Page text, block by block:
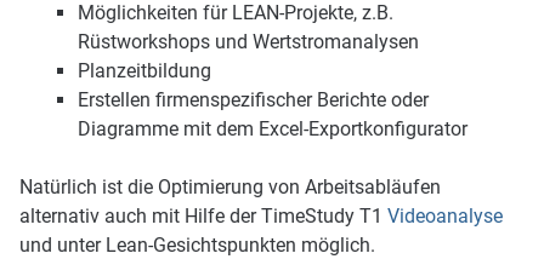
Möglichkeiten für LEAN-Projekte, z.B.
Rüstworkshops und Wertstromanalysen
Planzeitbildung
Erstellen firmenspezifischer Berichte oder
Diagramme mit dem Excel-Exportkonfigurator
Natürlich ist die Optimierung von Arbeitsabläufen
alternativ auch mit Hilfe der TimeStudy T1 Videoanalyse
und unter Lean-Gesichtspunkten möglich.